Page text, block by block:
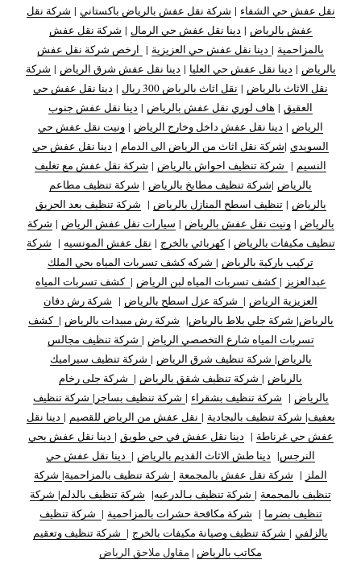
نقل عفش حي الشفاء | شركة نقل عفش بالرياض باكستاني | شركة نقل
عفش بالرياض | دينا نقل عفش حي الرمال | شركة نقل عفش
بالمزاحمية | دينا نقل عفش حي العزيزية | ارخص شركة نقل عفش
بالرياض | دينا نقل عفش حي العليا | دينا نقل عفش شرق الرياض | شركة
نقل الاثاث بالرياض | نقل اثاث بالرياض 300 ريال | دينا نقل عفش حي
العقيق | هاف لوري نقل عفش بالرياض | دينا نقل عفش جنوب
الرياض | دينا نقل عفش داخل وخارج الرياض | ونيت نقل عفش حي
السويدي |شركة نقل اثاث من الرياض الى الدمام | دينا نقل عفش حي
النسيم | شركة تنظيف احواش بالرياض | شركة نقل عفش مع تغليف
بالرياض |شركة تنظيف مطابخ بالرياض | شركة تنظيف مطاعم
بالرياض |تنظيف اسطح المنازل بالرياض | شركة تنظيف بعد الحريق
بالرياض |ونيت نقل عفش بالرياض | سيارات نقل عفش الرياض | شركة
تنظيف مكيفات بالرياض |كهربائي بالخرج | نقل عفش المونسيه | شركة
تركيب باركية بالرياض | شركه كشف تسربات المياه بحي الملك
عبدالعزيز |كشف تسربات المياه لبن الرياض | كشف تسربات المياه
العزيزية الرياض | شركة عزل اسطح بالرياض | شركة رش دفان
بالرياض| شركة جلي بلاط بالرياض| شركة رش مبيدات بالرياض | كشف
تسربات المياه شارع التخصصي الرياض | شركة تنظيف مجالس
بالرياض| شركة تنظيف شرق الرياض | شركة تنظيف سيراميك
بالرياض | شركة تنظيف شقق بالرياض | شركة جلى رخام
بالرياض | شركة تنظيف بشقراء | شركة تنظيف بساجر | شركة تنظيف
بعفيف| شركة تنظيف بالبجادية | نقل عفش من الرياض للقصيم | دينا نقل
عفش حي غرناطة | دينا نقل عفش في حي طويق | دينا نقل عفش بحي
النرجس| دينا طش الاثاث القديم بالرياض | دينا نقل عفش حي
الملز | شركة نقل عفش بالمجمعة | شركة تنظيف بالمزاحمية| شركة
تنظيف بالمجمعة | شركة تنظيف بـالدرعيه| شركة تنظيف بالدلم| شركة
تنظيف بضرما | شركة مكافحة حشرات بالمزاحمية | شركة تنظيف
بالزلفي | شركة تنظيف وصيانة مكيفات بالخرج | شركة تنظيف وتعقيم
مكاتب بالرياض | مقاول ملاحق الرياض